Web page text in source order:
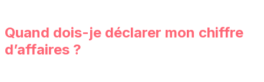
Quand dois-je déclarer mon chiffre
d’affaires ?